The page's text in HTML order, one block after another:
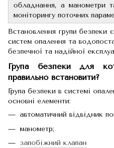
обладнання, а манометри
моніторингу поточних
Встановлення групи безпеки
систем опалення та
безпечної та надійної
Група безпеки для
правильно встановити?
Група безпеки в системі
основні елементи:
автоматичний відвідник
манометр;
запобіжний клапан